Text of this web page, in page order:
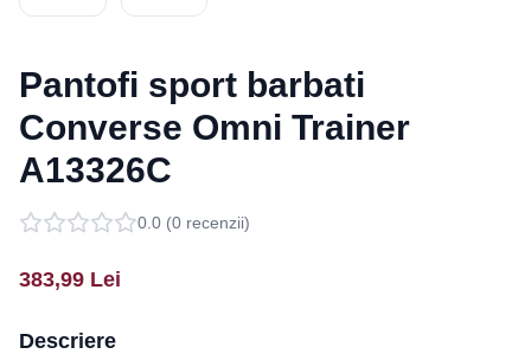
Pantofi sport barbati
Converse Omni Trainer
A13326C
0.0 (0 recenzii)
383,99 Lei
Descriere